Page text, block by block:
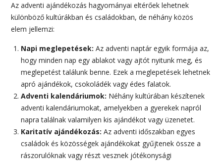
Az adventi ajándékozás hagyományai eltérőek lehetnek
különböző kultúrákban és családokban, de néhány közös
elem jellemzi:
Napi meglepetések: Az adventi naptár egyik formája az,
hogy minden nap egy ablakot vagy ajtót nyitunk meg, és
meglepetést találunk benne. Ezek a meglepetések lehetnek
apró ajándékok, csokoládék vagy édes falatok.
Adventi kalendáriumok: Néhány kultúrában készítenek
adventi kalendáriumokat, amelyekben a gyerekek napról
napra találnak valamilyen kis ajándékot vagy üzenetet.
Karitatív ajándékozás: Az adventi időszakban egyes
családok és közösségek ajándékokat gyűjtenek össze a
rászorulóknak vagy részt vesznek jótékonysági